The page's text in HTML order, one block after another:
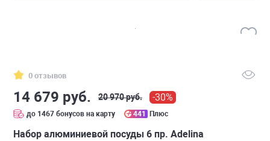
0 отзывов
14 679 руб. 20 970 руб. -30%
до 1467 бонусов на карту 441 Плюс
Набор алюминиевой посуды 6 пр. Adelina